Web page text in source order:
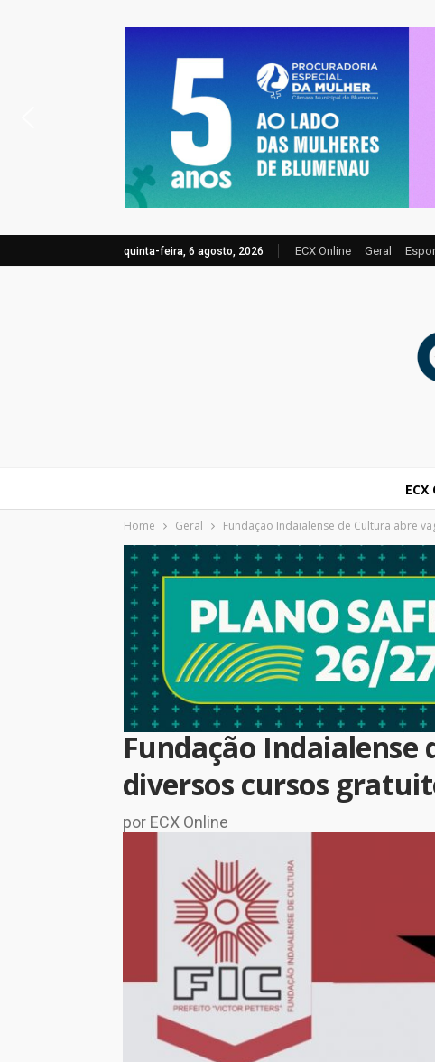
quinta-feira, 6 agosto, 2026 ECX Online Geral
Home Geral Fundação Indaialense de Cultura abre
Fundação Indaialense
diversos cursos
por ECX Online